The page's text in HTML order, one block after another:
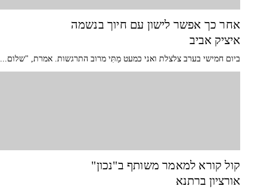
אחר כך אפשר לישון עם חיוך בנשמה
איציק אביב
ביום חמישי בערב צלצלת ואני כמעט מַתִּי מרוב התרגשות. אמרת, "שלום...
קול קורא למאמר משותף ב"נכון"
אורציון ברתנא